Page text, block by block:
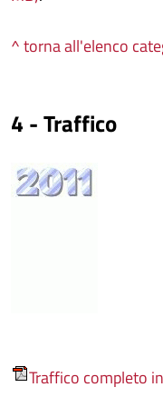
^ torna all'elenco
4 - Traffico
Traffico completo